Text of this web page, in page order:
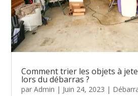
Comment trier les objets à
lors du débarras ?
parAdmin | Juin 24, 2023 |